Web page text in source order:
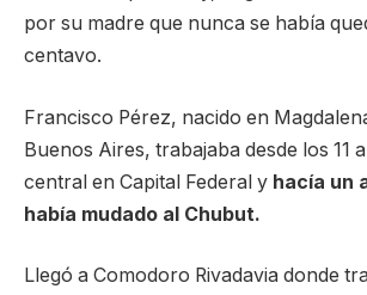
por su madre que nunca se había
centavo.
Francisco Pérez, nacido en
Buenos Aires, trabajaba desde los 11
central en Capital Federal y hacía un
había mudado al Chubut.
Llegó a Comodoro Rivadavia donde